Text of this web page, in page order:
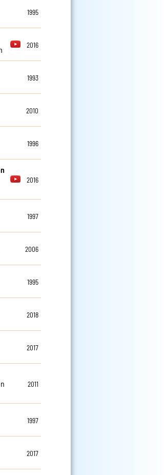
1995
2016
1993
2010
1996
2016
1997
2006
1995
2018
2017
2011
1997
2017